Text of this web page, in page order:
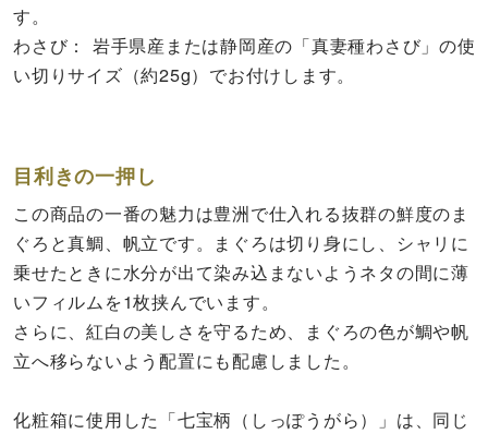
す。
わさび： 岩手県産または静岡産の「真妻種わさび」の使
い切りサイズ（約25g）でお付けします。
目利きの一押し
この商品の一番の魅力は豊洲で仕入れる抜群の鮮度のま
ぐろと真鯛、帆立です。まぐろは切り身にし、シャリに
乗せたときに水分が出て染み込まないようネタの間に薄
いフィルムを1枚挟んでいます。
さらに、紅白の美しさを守るため、まぐろの色が鯛や帆
立へ移らないよう配置にも配慮しました。
化粧箱に使用した「七宝柄（しっぽうがら）」は、同じ